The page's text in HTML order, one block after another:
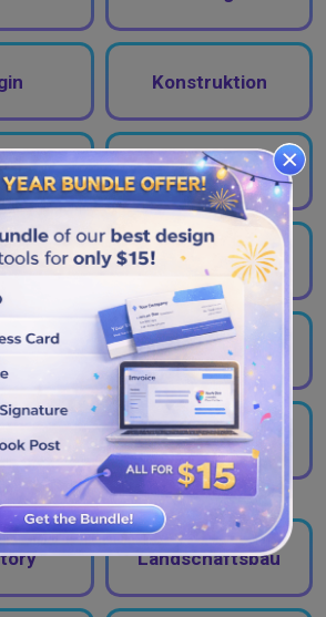
Konstruktion
Kosmetikartikel
Krokodil
Kuchen
Künstler
Landschaftsbau